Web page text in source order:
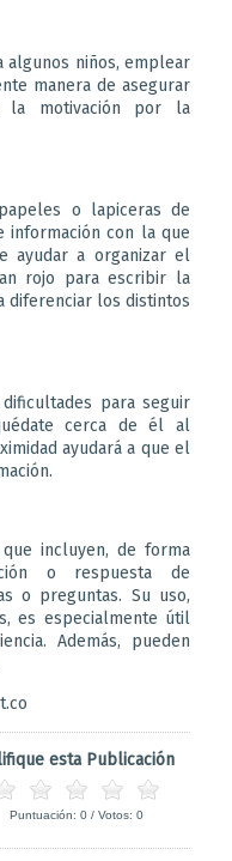
algunos niños, emplear
manera de asegurar
motivación por la
o lapiceras de
con la que
ayudar a organizar el
rojo para escribir la
diferenciar los distintos
para seguir
cerca de él al
ayudará a que el
incluyen, de forma
o respuesta de
o preguntas. Su uso,
es especialmente útil
Además, pueden
esta Publicación
Puntuación: 0 / Votos: 0